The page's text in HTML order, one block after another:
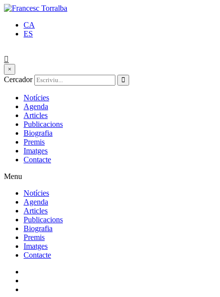
CA
ES
×
Cercador
Notícies
Agenda
Articles
Publicacions
Biografia
Premis
Imatges
Contacte
Menu
Notícies
Agenda
Articles
Publicacions
Biografia
Premis
Imatges
Contacte